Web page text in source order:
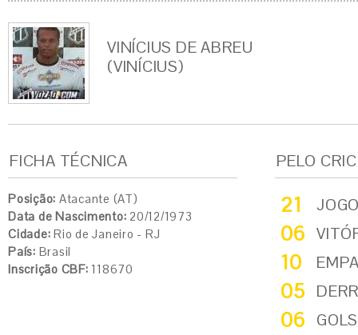
VINÍCIUS DE ABREU
(VINÍCIUS)
FICHA TÉCNICA
Posição: Atacante (AT)
Data de Nascimento: 20/12/1973
Cidade: Rio de Janeiro - RJ
País: Brasil
Inscrição CBF: 118670
PELO
21
06
10
05
06